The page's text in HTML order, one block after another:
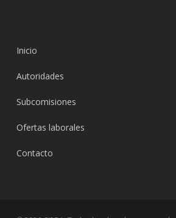
Inicio
Autoridades
Subcomisiones
Ofertas laborales
Contacto